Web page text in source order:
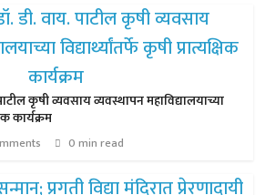
कृषी व्यवसाय व्यवस्थापन महाविद्यालयाच्या
कार्यक्रम
0 min read